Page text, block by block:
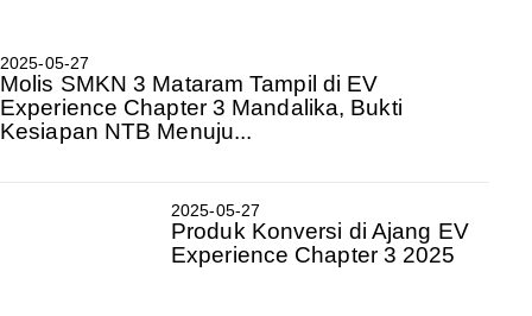
2025-05-27
Molis SMKN 3 Mataram Tampil di EV
Experience Chapter 3 Mandalika, Bukti
Kesiapan NTB Menuju...
2025-05-27
Produk Konversi di Ajang EV
Experience Chapter 3 2025